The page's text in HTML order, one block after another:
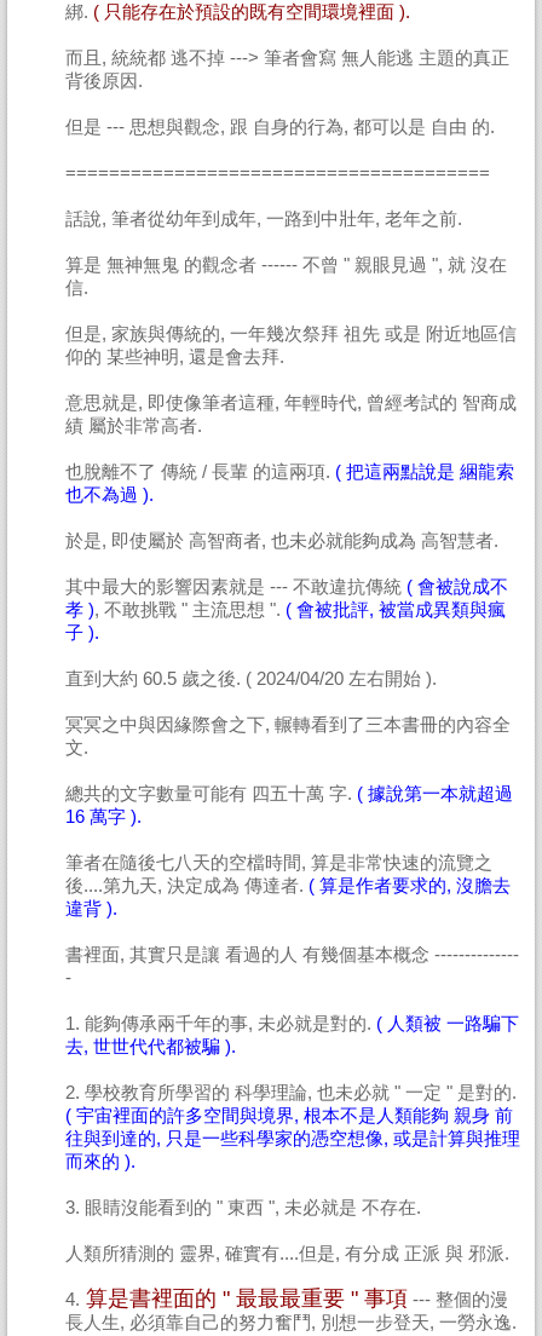
綁. ( 只能存在於預設的既有空間環境裡面 ).
而且, 統統都 逃不掉 ---> 筆者會寫 無人能逃 主題的真正
背後原因.
但是 --- 思想與觀念, 跟 自身的行為, 都可以是 自由 的.
=======================================
話說, 筆者從幼年到成年, 一路到中壯年, 老年之前.
算是 無神無鬼 的觀念者 ------ 不曾 " 親眼見過 ", 就 沒在
信.
但是, 家族與傳統的, 一年幾次祭拜 祖先 或是 附近地區信
仰的 某些神明, 還是會去拜.
意思就是, 即使像筆者這種, 年輕時代, 曾經考試的 智商成
績 屬於非常高者.
也脫離不了 傳統 / 長輩 的這兩項. ( 把這兩點說是 綑龍索
也不為過 ).
於是, 即使屬於 高智商者, 也未必就能夠成為 高智慧者.
其中最大的影響因素就是 --- 不敢違抗傳統 ( 會被說成不
孝 ), 不敢挑戰 " 主流思想 ". ( 會被批評, 被當成異類與瘋
子 ).
直到大約 60.5 歲之後. ( 2024/04/20 左右開始 ).
冥冥之中與因緣際會之下, 輾轉看到了三本書冊的內容全
文.
總共的文字數量可能有 四五十萬 字. ( 據說第一本就超過
16 萬字 ).
筆者在隨後七八天的空檔時間, 算是非常快速的流覽之
後....第九天, 決定成為 傳達者. ( 算是作者要求的, 沒膽去
違背 ).
書裡面, 其實只是讓 看過的人 有幾個基本概念 --------------
-
1. 能夠傳承兩千年的事, 未必就是對的. ( 人類被 一路騙下
去, 世世代代都被騙 ).
2. 學校教育所學習的 科學理論, 也未必就 " 一定 " 是對的.
( 宇宙裡面的許多空間與境界, 根本不是人類能夠 親身 前
往與到達的, 只是一些科學家的憑空想像, 或是計算與推理
而來的 ).
3. 眼睛沒能看到的 " 東西 ", 未必就是 不存在.
人類所猜測的 靈界, 確實有....但是, 有分成 正派 與 邪派.
4. 算是書裡面的 " 最最最重要 " 事項 --- 整個的漫
長人生, 必須靠自己的努力奮鬥, 別想一步登天, 一勞永逸.